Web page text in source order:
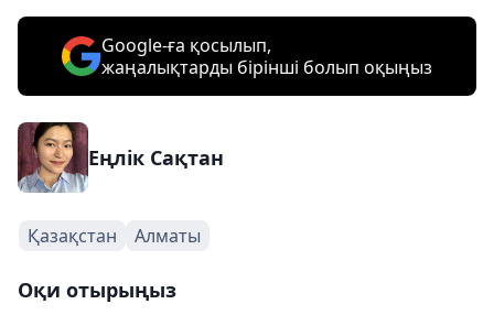
Google-ға қосылып,
жаңалықтарды бірінші болып оқыңыз
Еңлік Сақтан
Қазақстан Алматы
Оқи отырыңыз